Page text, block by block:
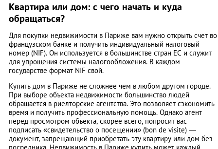
Квартира или дом: с чего начать и куда
обращаться?
Для покупки недвижимости в Париже вам нужно открыть счет во
французском банке и получить индивидуальный налоговый
номер (NIF). Он используется в большинстве стран ЕС и служит
для упрощения системы налогообложения. В каждом
государстве формат NIF свой.
Купить дом в Париже не сложнее чем в любом другом городе.
При выборе объекта недвижимости большинство людей
обращается в риелторские агентства. Это позволяет сэкономить
время и получить профессиональную помощь. Однако агент
перед просмотром объекта, скорее всего, попросит вас
подписать «свидетельство о посещении» (bon de visite) —
документ, запрещающий приобретать эту квартиру или дом без